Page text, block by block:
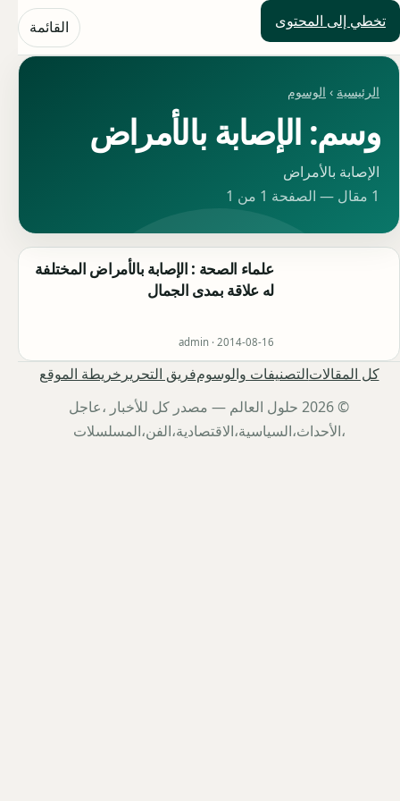
تخطي إلى المحتوى
حلول العالم القائمة
الرئيسية › الوسوم
وسم: الإصابة بالأمراض
الإصابة بالأمراض
1 مقال — الصفحة 1 من 1
علماء الصحة : الإصابة بالأمراض المختلفة
له علاقة بمدى الجمال
admin · 2014-08-16
كل المقالاتالتصنيفات والوسومفريق التحرير خريطة الموقع
© 2026 حلول العالم — مصدر كل للأخبار ،عاجل
،الأحداث،السياسية،الاقتصادية،الفن،المسلسلات